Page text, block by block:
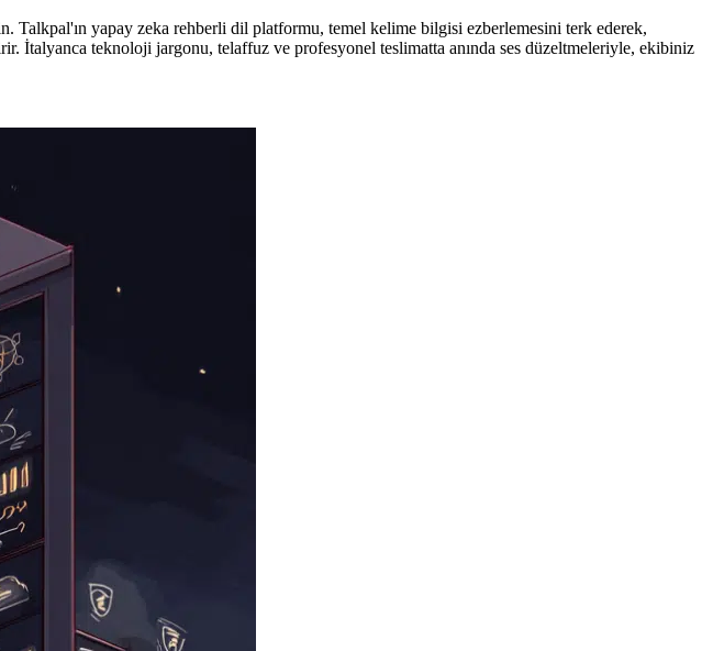
yapay zeka rehberli dil platformu, temel kelime bilgisi ezberlemesini terk ederek,
İtalyanca teknoloji jargonu, telaffuz ve profesyonel teslimatta anında ses düzeltmeleriyle, ekibiniz